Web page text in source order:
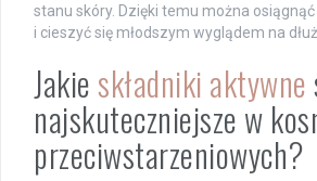
stanu skóry. Dzięki temu można
i cieszyć się młodszym wyglądem na
Jakieskładniki aktywne
najskuteczniejsze w
przeciwstarzeniowych?